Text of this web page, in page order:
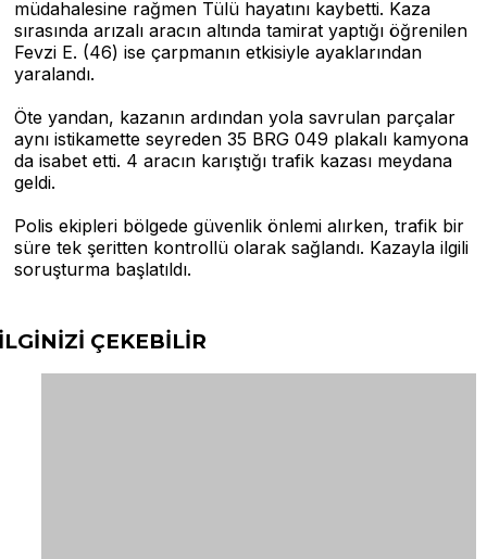
müdahalesine rağmen Tülü hayatını kaybetti. Kaza
sırasında arızalı aracın altında tamirat yaptığı öğrenilen
Fevzi E. (46) ise çarpmanın etkisiyle ayaklarından
yaralandı.
Öte yandan, kazanın ardından yola savrulan parçalar
aynı istikamette seyreden 35 BRG 049 plakalı kamyona
da isabet etti. 4 aracın karıştığı trafik kazası meydana
geldi.
Polis ekipleri bölgede güvenlik önlemi alırken, trafik bir
süre tek şeritten kontrollü olarak sağlandı. Kazayla ilgili
soruşturma başlatıldı.
ÇEKEBİLİR